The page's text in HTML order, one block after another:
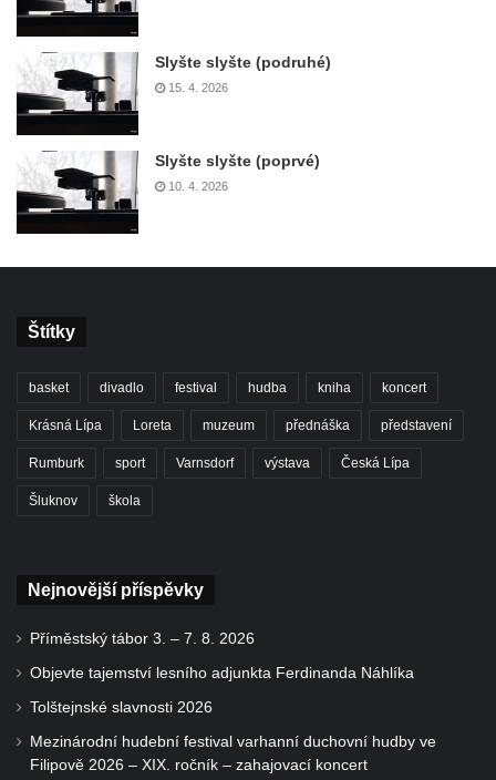
Slyšte slyšte (podruhé)
15. 4. 2026
Slyšte slyšte (poprvé)
10. 4. 2026
Štítky
basket divadlo festival hudba kniha koncert
Krásná Lípa Loreta muzeum přednáška představení
Rumburk sport Varnsdorf výstava Česká Lípa
Šluknov škola
Nejnovější příspěvky
Příměstský tábor 3. – 7. 8. 2026
Objevte tajemství lesního adjunkta Ferdinanda Náhlíka
Tolštejnské slavnosti 2026
Mezinárodní hudební festival varhanní duchovní hudby ve
Filipově 2026 – XIX. ročník – zahajovací koncert